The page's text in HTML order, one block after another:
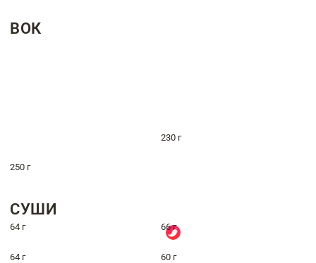
ВОК
230 г
250 г
СУШИ
64 г 66 г
64 г 60 г